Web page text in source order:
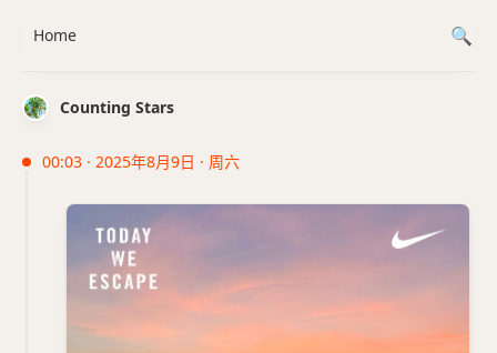
Counting Stars
00:03 · 2025年8月9日 · 周六
Home